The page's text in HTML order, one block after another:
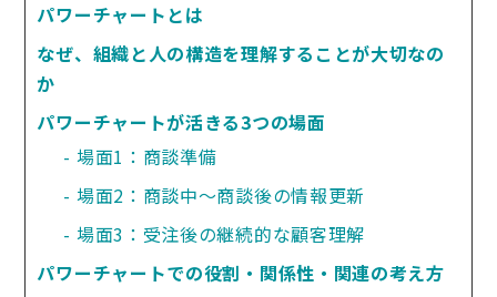
パワーチャートとは
なぜ、組織と人の構造を理解することが大切なの
か
パワーチャートが活きる3つの場面
場面1：商談準備
場面2：商談中〜商談後の情報更新
場面3：受注後の継続的な顧客理解
パワーチャートでの役割・関係性・関連の考え方